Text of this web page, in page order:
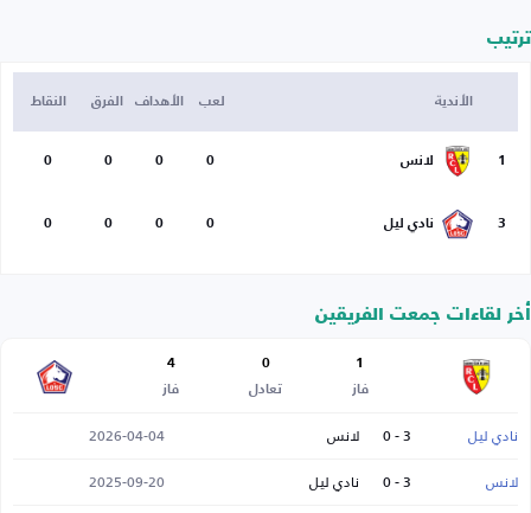
ترتيب
الأندية لعب الأهداف الفرق النقاط
1 لانس 0
0
0
0
3 نادي ليل 0
0
0
0
أخر لقاءات جمعت الفريقين
1
فاز
0
تعادل
4
فاز
نادي ليل 3 - 0 لانس
2026-04-04
لانس
3 - 0 نادي ليل
2025-09-20